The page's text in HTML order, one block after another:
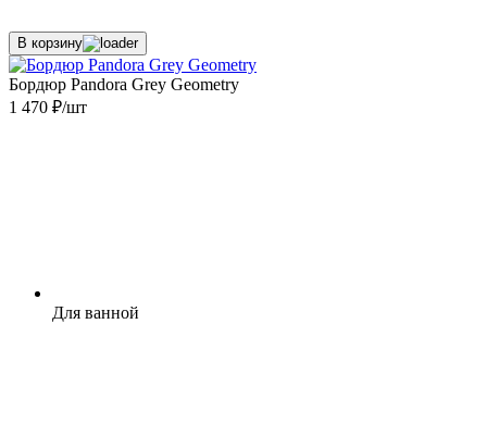
В корзину
Бордюр Pandora Grey Geometry
1 470 ₽/шт
Для ванной